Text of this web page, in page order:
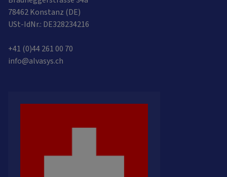
78462 Konstanz (DE)
USt-IdNr.: DE328234216
+41 (0)44 261 00 70
info@alvasys.ch